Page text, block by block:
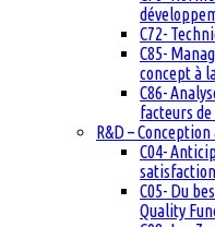
C72-
C85-
concept à
C86-
facteurs
R&D –
C04-
C05- Du
Quality